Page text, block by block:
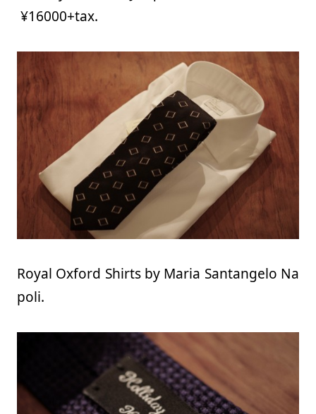
¥16000+tax.
Royal Oxford Shirts by Maria Santangelo Na
poli.